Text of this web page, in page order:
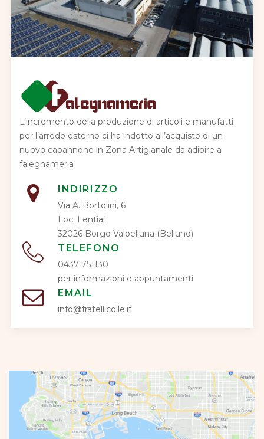
L’incremento della produzione di articoli e manufatti
per l’arredo esterno ci ha indotto all’acquisto di un
nuovo capannone in Zona Artigianale da adibire a
falegnameria
INDIRIZZO
Via A. Bortolini, 6
Loc. Lentiai
32026 Borgo Valbelluna (Belluno)
TELEFONO
0437 751130
per informazioni e appuntamenti
EMAIL
info@fratellicolle.it